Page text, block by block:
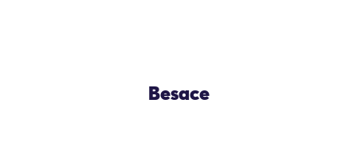
Besace